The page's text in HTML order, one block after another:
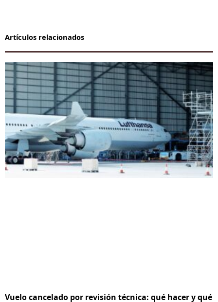
Artículos relacionados
Vuelo cancelado por revisión técnica: qué hacer y qué